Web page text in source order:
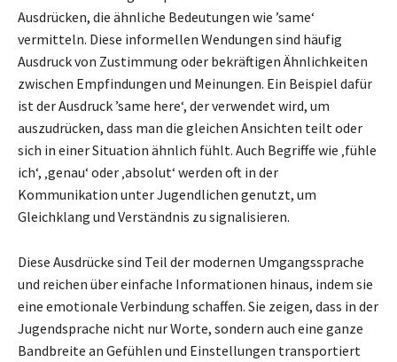
Ausdrücken, die ähnliche Bedeutungen wie ’same‘
vermitteln. Diese informellen Wendungen sind häufig
Ausdruck von Zustimmung oder bekräftigen Ähnlichkeiten
zwischen Empfindungen und Meinungen. Ein Beispiel dafür
ist der Ausdruck ’same here‘, der verwendet wird, um
auszudrücken, dass man die gleichen Ansichten teilt oder
sich in einer Situation ähnlich fühlt. Auch Begriffe wie ‚fühle
ich‘, ‚genau‘ oder ‚absolut‘ werden oft in der
Kommunikation unter Jugendlichen genutzt, um
Gleichklang und Verständnis zu signalisieren.
Diese Ausdrücke sind Teil der modernen Umgangssprache
und reichen über einfache Informationen hinaus, indem sie
eine emotionale Verbindung schaffen. Sie zeigen, dass in der
Jugendsprache nicht nur Worte, sondern auch eine ganze
Bandbreite an Gefühlen und Einstellungen transportiert